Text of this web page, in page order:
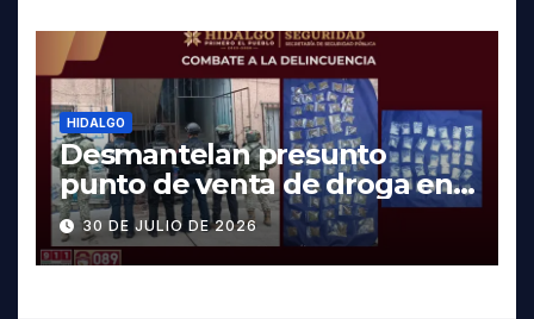
HIDALGO
Desmantelan presunto
punto de venta de droga en
Pachuca; hay dos detenidos
30 DE JULIO DE 2026